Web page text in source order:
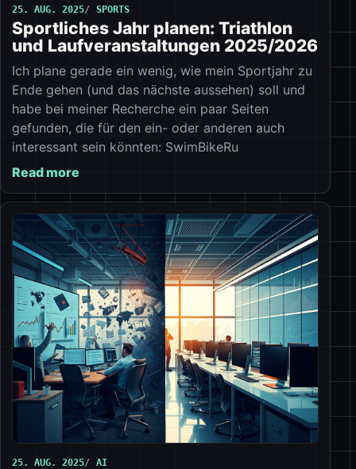
25. AUG. 2025 SPORTS
Sportliches Jahr planen: Triathlon
und Laufveranstaltungen 2025/2026
Ich plane gerade ein wenig, wie mein Sportjahr zu
Ende gehen (und das nächste aussehen) soll und
habe bei meiner Recherche ein paar Seiten
gefunden, die für den ein- oder anderen auch
interessant sein könnten: SwimBikeRu
Read more
25. AUG. 2025 AI